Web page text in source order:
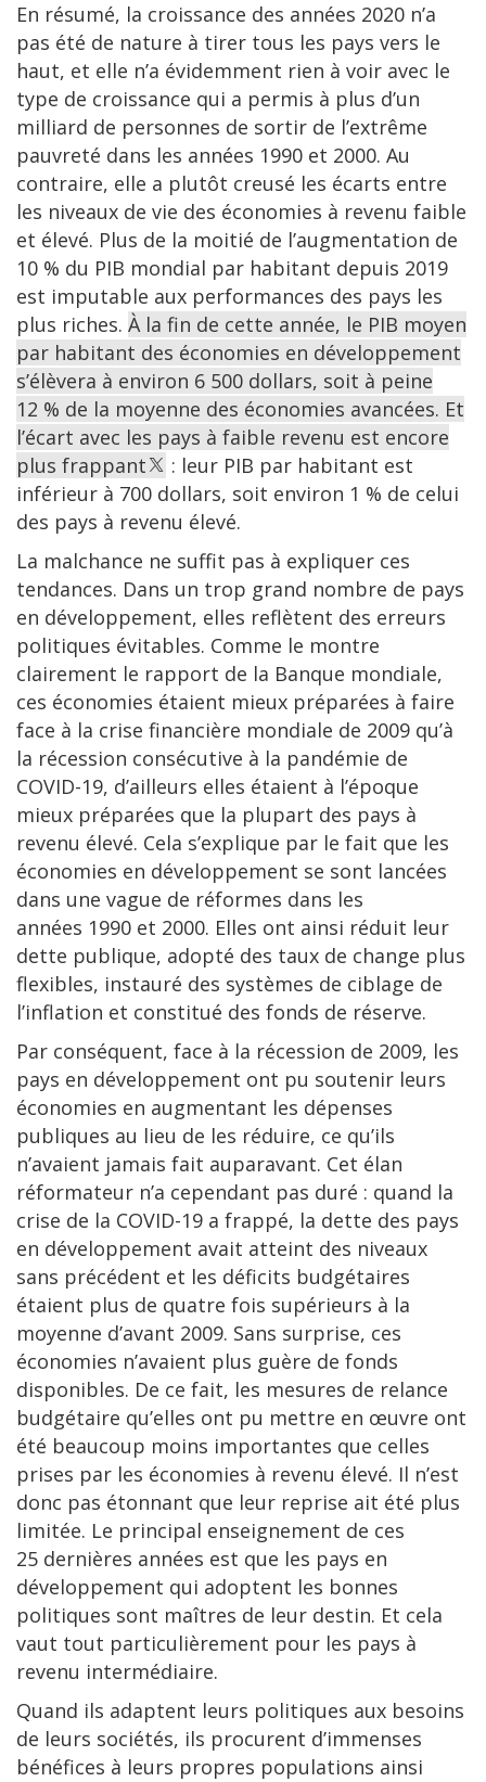
En résumé, la croissance des années 2020 n’a
pas été de nature à tirer tous les pays vers le
haut, et elle n’a évidemment rien à voir avec le
type de croissance qui a permis à plus d’un
milliard de personnes de sortir de l’extrême
pauvreté dans les années 1990 et 2000. Au
contraire, elle a plutôt creusé les écarts entre
les niveaux de vie des économies à revenu faible
et élevé. Plus de la moitié de l’augmentation de
10 % du PIB mondial par habitant depuis 2019
est imputable aux performances des pays les
plus riches. À la fin de cette année, le PIB moyen
par habitant des économies en développement
s’élèvera à environ 6 500 dollars, soit à peine
12 % de la moyenne des économies avancées. Et
l’écart avec les pays à faible revenu est encore
plus frappant
: leur PIB par habitant est
inférieur à 700 dollars, soit environ 1 % de celui
des pays à revenu élevé.
La malchance ne suffit pas à expliquer ces
tendances. Dans un trop grand nombre de pays
en développement, elles reflètent des erreurs
politiques évitables. Comme le montre
clairement le rapport de la Banque mondiale,
ces économies étaient mieux préparées à faire
face à la crise financière mondiale de 2009 qu’à
la récession consécutive à la pandémie de
COVID-19, d’ailleurs elles étaient à l’époque
mieux préparées que la plupart des pays à
revenu élevé. Cela s’explique par le fait que les
économies en développement se sont lancées
dans une vague de réformes dans les
années 1990 et 2000. Elles ont ainsi réduit leur
dette publique, adopté des taux de change plus
flexibles, instauré des systèmes de ciblage de
l’inflation et constitué des fonds de réserve.
Par conséquent, face à la récession de 2009, les
pays en développement ont pu soutenir leurs
économies en augmentant les dépenses
publiques au lieu de les réduire, ce qu’ils
n’avaient jamais fait auparavant. Cet élan
réformateur n’a cependant pas duré : quand la
crise de la COVID-19 a frappé, la dette des pays
en développement avait atteint des niveaux
sans précédent et les déficits budgétaires
étaient plus de quatre fois supérieurs à la
moyenne d’avant 2009. Sans surprise, ces
économies n’avaient plus guère de fonds
disponibles. De ce fait, les mesures de relance
budgétaire qu’elles ont pu mettre en œuvre ont
été beaucoup moins importantes que celles
prises par les économies à revenu élevé. Il n’est
donc pas étonnant que leur reprise ait été plus
limitée. Le principal enseignement de ces
25 dernières années est que les pays en
développement qui adoptent les bonnes
politiques sont maîtres de leur destin. Et cela
vaut tout particulièrement pour les pays à
revenu intermédiaire.
Quand ils adaptent leurs politiques aux besoins
de leurs sociétés, ils procurent d’immenses
bénéfices à leurs propres populations ainsi